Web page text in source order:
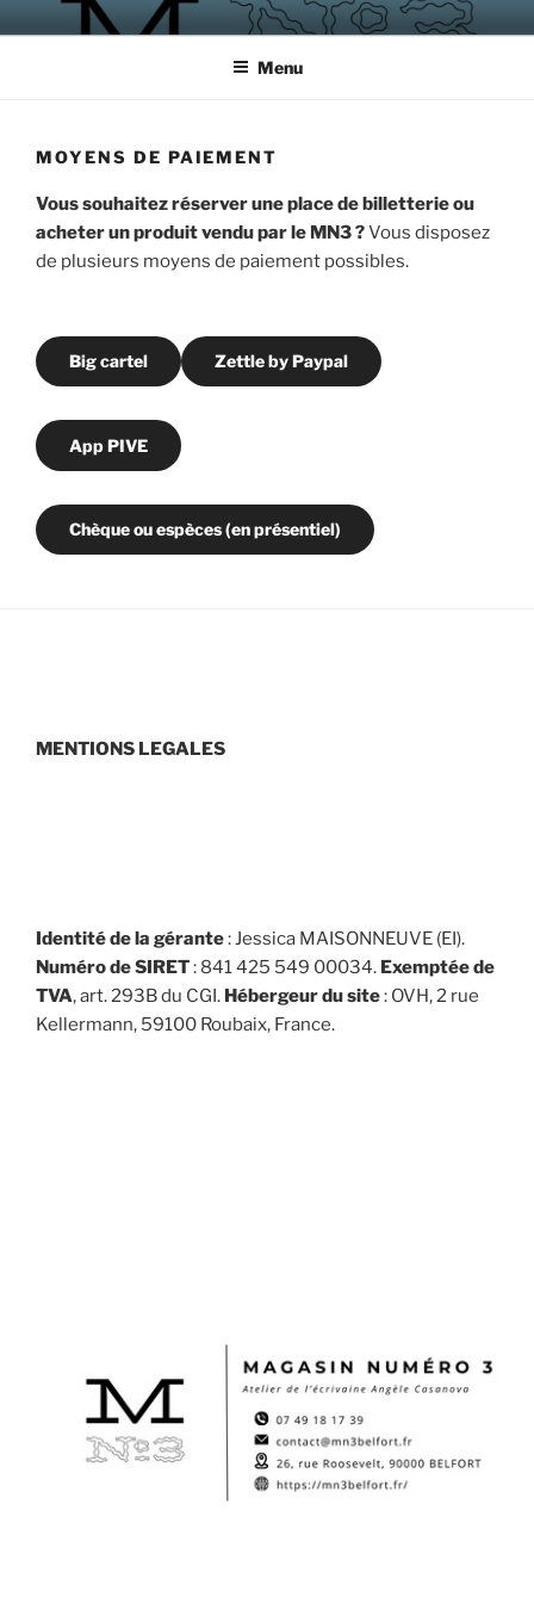
au
MAGASIN NUMÉRO 3
ateliers, écrire, créer, rencontrer
Menu
MOYENS DE PAIEMENT
Vous souhaitez réserver une place de billetterie ou
acheter un produit vendu par le MN3 ?Vous disposez
de plusieurs moyens de paiement possibles.
Big cartel Zettle by Paypal
App PIVE
Chèque ou espèces (en présentiel)
MENTIONS LEGALES
Identité de la gérante: Jessica MAISONNEUVE (EI).
Numéro de SIRET: 841 425 549 00034. Exemptée de
TVA, art. 293B du CGI. Hébergeur du site: OVH, 2 rue
Kellermann, 59100 Roubaix, France.